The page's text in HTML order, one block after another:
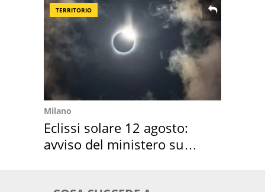
TERRITORIO
Milano
Eclissi solare 12 agosto:
avviso del ministero su